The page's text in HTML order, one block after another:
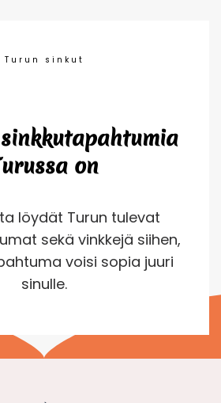
Turun sinkut
on
löydät Turun tulevat
sekä vinkkejä siihen,
voisi sopia juuri
sinulle.